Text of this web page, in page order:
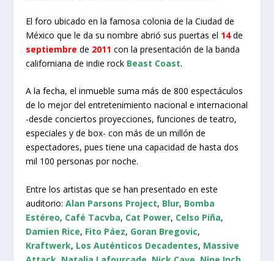
El foro ubicado en la famosa colonia de la Ciudad de
México que le da su nombre abrió sus puertas el 14de
septiembre de 2011 con la presentación de la banda
californiana de indie rock Beast Coast.
A la fecha, el inmueble suma más de 800 espectáculos
de lo mejor del entretenimiento nacional e internacional
-desde conciertos proyecciones, funciones de teatro,
especiales y de box- con más de un millón de
espectadores, pues tiene una capacidad de hasta dos
mil 100 personas por noche.
Entre los artistas que se han presentado en este
auditorio:Alan Parsons Project, Blur, Bomba
Estéreo, Café Tacvba, Cat Power, Celso Piña,
Damien Rice, Fito Páez, Goran Bregovic,
Kraftwerk, Los Auténticos Decadentes, Massive